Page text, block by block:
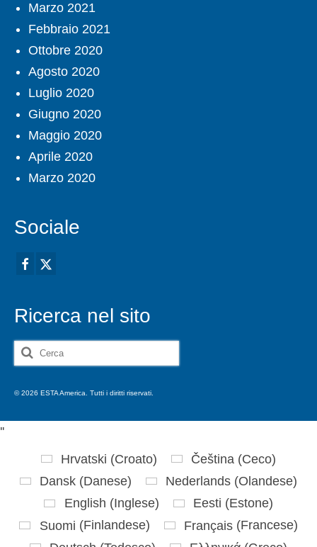
Marzo 2021
Febbraio 2021
Ottobre 2020
Agosto 2020
Luglio 2020
Giugno 2020
Maggio 2020
Aprile 2020
Marzo 2020
Sociale
Ricerca nel sito
Cerca:
© 2026 ESTA America. Tutti i diritti riservati.
''
Hrvatski (Croato) Čeština (Ceco)
Dansk (Danese) Nederlands (Olandese)
English (Inglese) Eesti (Estone)
Suomi (Finlandese) Français(Francese)